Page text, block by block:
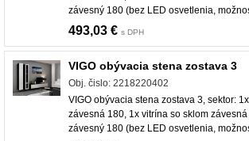
závesný 180 (bez LED osvetlenia,
493,03 € s DPH
VIGO obývacia stena zostava 3
Obj. čislo: 2218220402
VIGO obývacia stena zostava 3, sektor:
závesná 180, 1x vitrína so sklom
závesný 180 (bez LED osvetlenia,